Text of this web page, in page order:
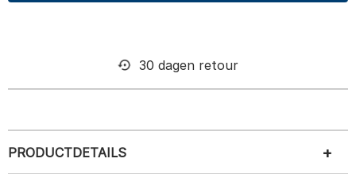
30 dagen retour
PRODUCTDETAILS